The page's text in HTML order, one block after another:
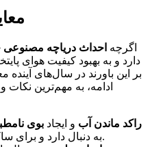
اگرچه احداث دریاچه مصنوعی
دارد و به بهبود کیفیت هوای
بر این باورند در سال‌های آینده
ادامه، به مهم‌ترین نکات
راکد ماندن آب و ایجاد بوی
به دنبال دارد و برای ساکنان اطراف آزاردهنده است.